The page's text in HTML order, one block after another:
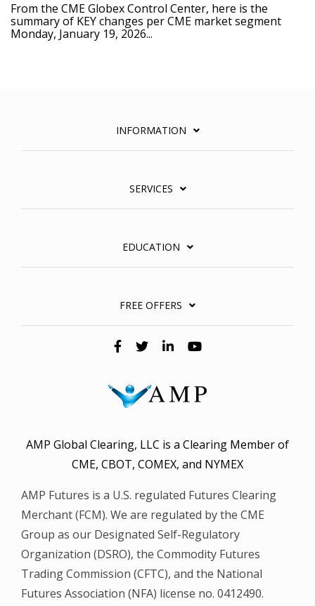
From the CME Globex Control Center, here is the
summary of KEY changes per CME market segment
Monday, January 19, 2026...
INFORMATION
SERVICES
EDUCATION
FREE OFFERS
AMP Global Clearing, LLC is a Clearing Member of
CME, CBOT, COMEX, and NYMEX
AMP Futures is a U.S. regulated Futures Clearing
Merchant (FCM). We are regulated by the CME
Group as our Designated Self-Regulatory
Organization (DSRO), the Commodity Futures
Trading Commission (CFTC), and the National
Futures Association (NFA) license no. 0412490.